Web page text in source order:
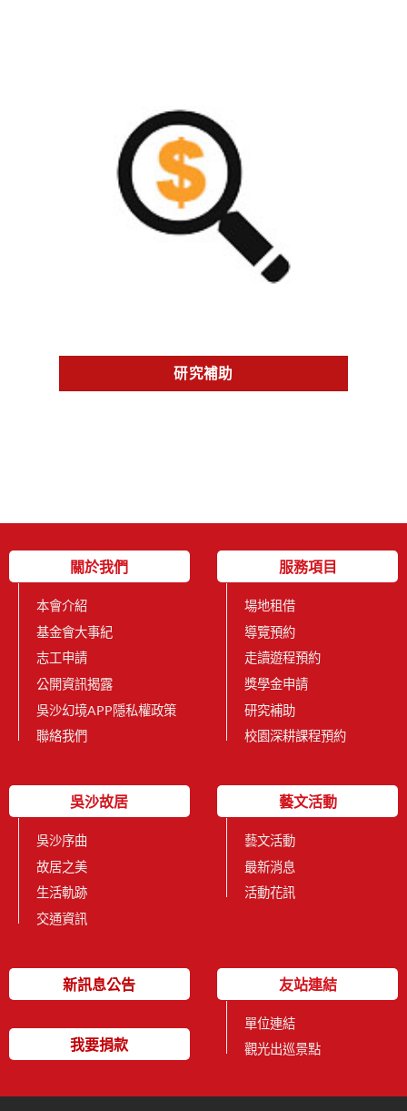
研究補助
關於我們
本會介紹
基金會大事紀
志工申請
公開資訊揭露
吳沙幻境APP隱私權政策
聯絡我們
服務項目
場地租借
導覽預約
走讀遊程預約
獎學金申請
研究補助
校園深耕課程預約
吳沙故居
吳沙序曲
故居之美
生活軌跡
交通資訊
藝文活動
藝文活動
最新消息
活動花訊
新訊息公告
我要捐款
友站連結
單位連結
觀光出巡景點